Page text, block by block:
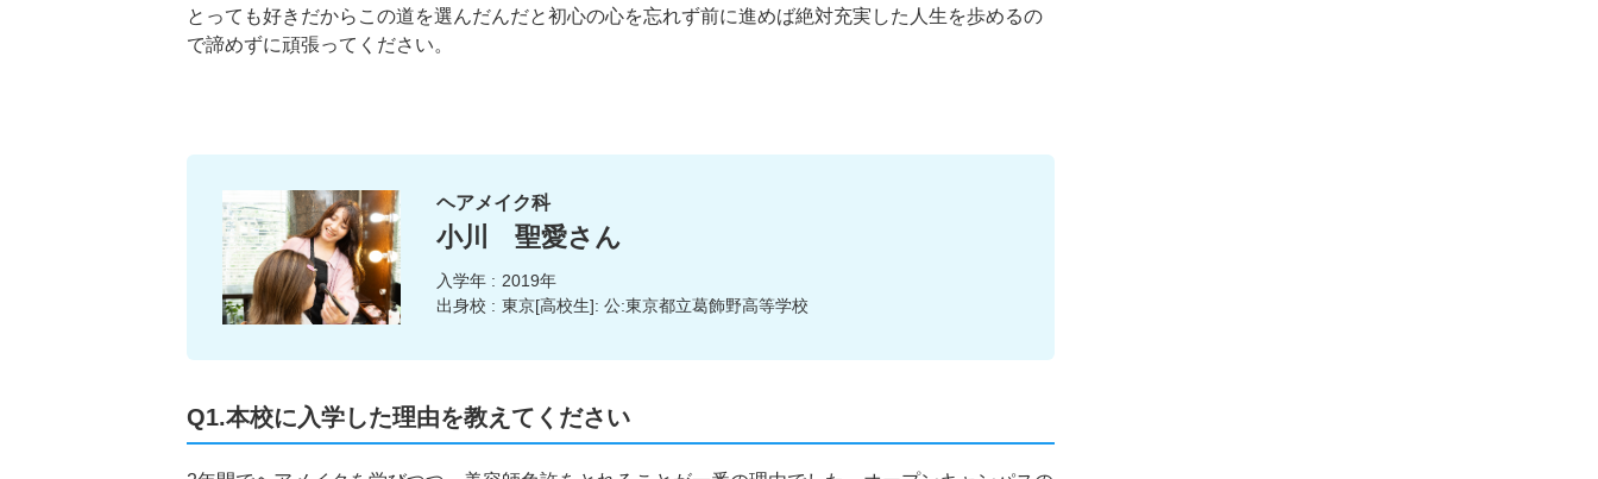
とっても好きだからこの道を選んだんだと初心の心を忘れず前に進めば絶対充実した人生を歩めるの
で諦めずに頑張ってください。
ヘアメイク科
小川 聖愛さん
入学年 : 2019年
出身校 : 東京[高校生]: 公:東京都立葛飾野高等学校
Q1.本校に入学した理由を教えてください